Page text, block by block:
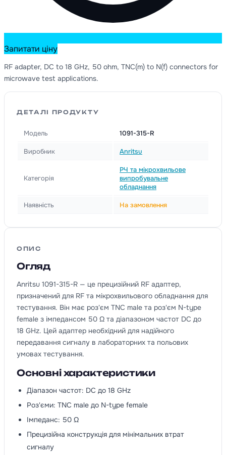
Запитати ціну
RF adapter, DC to 18 GHz, 50 ohm, TNC(m) to N(f) connectors for
microwave test applications.
ДЕТАЛІ ПРОДУКТУ
Модель 1091-315-R
Виробник Anritsu
Категорія
РЧ та мікрохвильове
випробувальне
обладнання
Наявність На замовлення
ОПИС
Огляд
Anritsu 1091-315-R — це прецизійний RF адаптер,
призначений для RF та мікрохвильового обладнання для
тестування. Він має роз'єм TNC male та роз'єм N-type
female з імпедансом 50 Ω та діапазоном частот DC до
18 GHz. Цей адаптер необхідний для надійного
передавання сигналу в лабораторних та польових
умовах тестування.
Основні характеристики
Діапазон частот: DC до 18 GHz
Роз'єми: TNC male до N-type female
Імпеданс: 50 Ω
Прецизійна конструкція для мінімальних втрат
сигналу